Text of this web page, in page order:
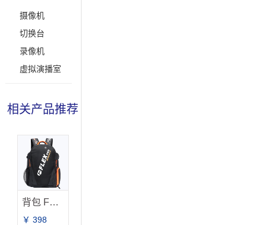
摄像机
切换台
录像机
虚拟演播室
相关产品推荐
背包 FB-2021
￥ 398